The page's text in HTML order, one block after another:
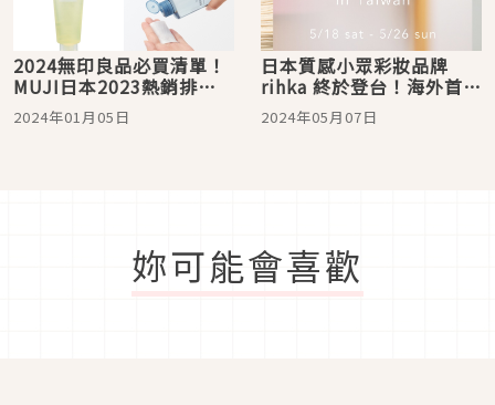
2024無印良品必買清單！
MUJI日本2023熱銷排行
榜 保養＆彩妝篇
2024年01月05日
日本質感小眾彩妝品牌
rihka 終於登台！海外首間
快閃店將於5月18日起限時
展開
2024年05月07日
妳可能會喜歡